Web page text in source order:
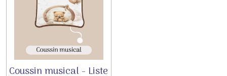
Coussin musical - Liste